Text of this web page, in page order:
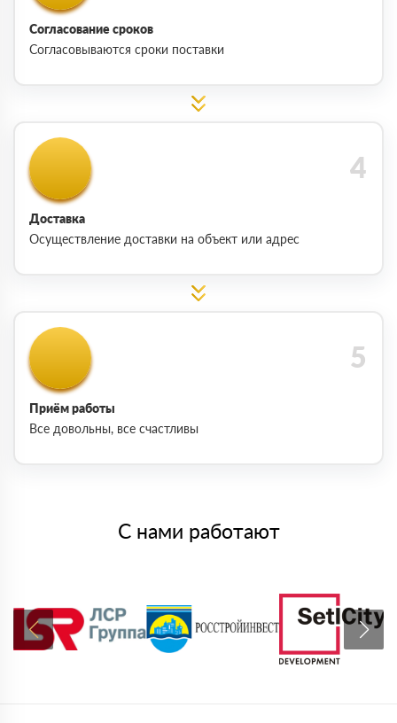
Согласование сроков
Согласовываются сроки поставки
Доставка
Осуществление доставки на объект или адрес
Приём работы
Все довольны, все счастливы
С нами работают